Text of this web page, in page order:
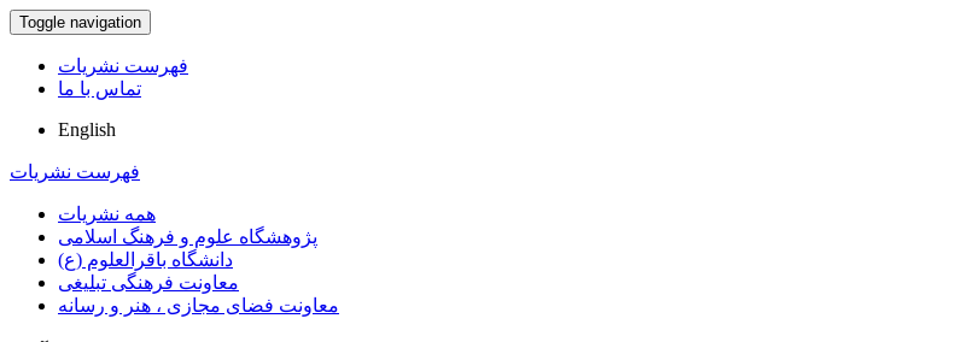
Toggle navigation
فهرست نشریات
تماس با ما
English
فهرست نشریات
همه نشریات
پژوهشگاه علوم و فرهنگ اسلامی
دانشگاه باقرالعلوم (ع)
معاونت فرهنگی تبلیغی
معاونت فضای مجازی ، هنر و رسانه